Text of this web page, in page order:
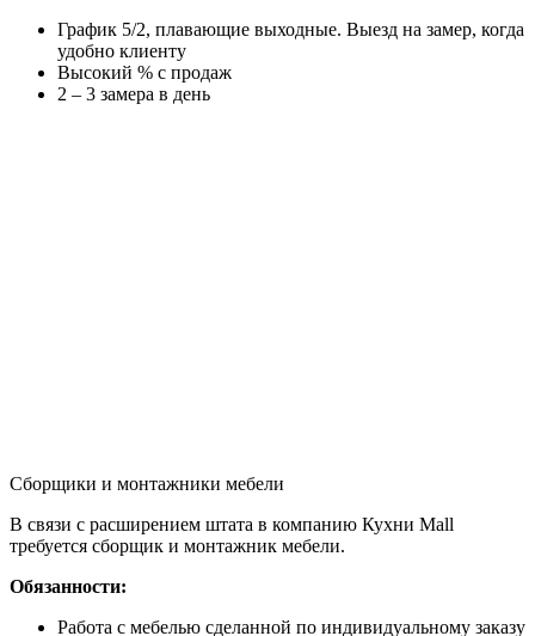
График 5/2, плавающие выходные. Выезд на замер, когда
удобно клиенту
Высокий % с продаж
2 – 3 замера в день
Сборщики и монтажники мебели
В связи с расширением штата в компанию Кухни Mall
требуется сборщик и монтажник мебели.
Обязанности:
Работа с мебелью сделанной по индивидуальному заказу